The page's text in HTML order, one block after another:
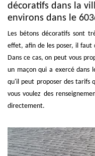
décoratifs dans la
environs dans le
Les bétons décoratifs sont
effet, afin de les poser, il faut
Dans ce cas, on peut vous
un maçon qui a exercé dans
qu'il peut proposer des tarifs
vous voulez des
directement.